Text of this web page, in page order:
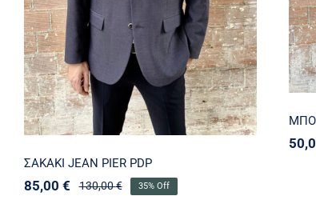
ΣΑΚΑΚΙ JEAN PIER PDP
130,00€Original
85,00 €
Η
35% Off